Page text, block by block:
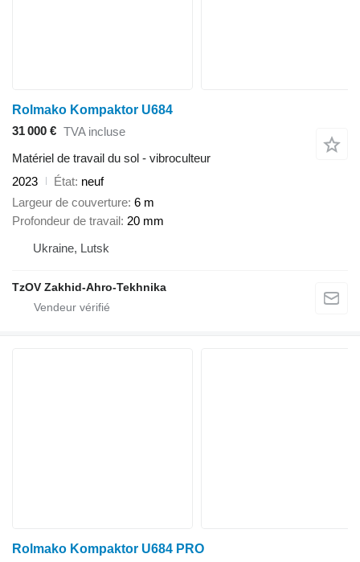
Rolmako Kompaktor U684
31 000 € TVA incluse
Matériel de travail du sol - vibroculteur
2023
État neuf
Largeur de couverture 6 m
Profondeur de travail 20 mm
Ukraine, Lutsk
TzOV Zakhid-Ahro-Tekhnika
Rolmako Kompaktor U684 PRO